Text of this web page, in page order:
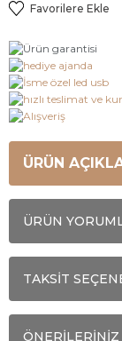
ÜRÜN
ÜRÜN
TAKSİT
ÖNERİLERİNİZ